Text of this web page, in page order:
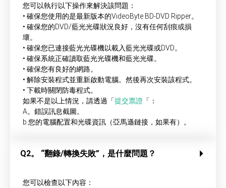
您可以執行以下操作來解決該問題：
• 確保您使用的是最新版本的VideoByte BD-DVD Ripper。
• 確保您的DVD/藍光光碟狀況良好，沒有任何刮痕或損
壞。
• 確保您已連接藍光光碟機以載入藍光光碟或DVD。
• 確保系統正確讀取藍光光碟機和藍光光碟。
• 確保您有良好的網路。
• 解除安裝程式並重新啟動電腦。然後再次安裝該程式。
• 下載時關閉防毒程式。
如果不是以上情況，請透過「提交票證 「：
A。錯誤訊息截圖。
b.您的電腦配置和光碟資訊（亞馬遜鏈接，如果有）。
Q2。 “翻錄/轉換失敗”，是什麼問題？
您可以檢查以下內容：